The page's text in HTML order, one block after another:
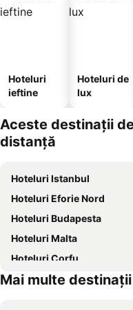
Hoteluri
ieftine
Hoteluri de
lux
Aceste destinații
distanță
Hoteluri Istanbul
Hoteluri Eforie Nord
Hoteluri Budapesta
Hoteluri Malta
Hoteluri Corfu
Hoteluri Thassos
Mai multe